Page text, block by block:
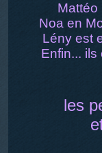
Mattéo
Noa en
Lény est
Enfin...
les